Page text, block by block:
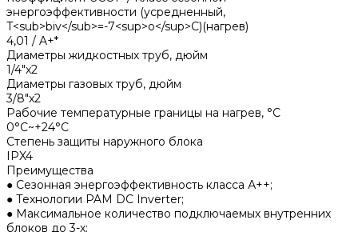
энергоэффективности (усредненный,
T<sub>biv</sub>=-7<sup>o</sup>C)(нагрев)
4,01 / A+*
Диаметры жидкостных труб, дюйм
1/4"x2
Диаметры газовых труб, дюйм
3/8"x2
Рабочие температурные границы на нагрев, °С
0°C~+24°C
Степень защиты наружного блока
IPX4
Преимущества
● Сезонная энергоэффективность класса А++;
● Технологии PAM DC Inverter;
● Максимальное количество подключаемых внутренних
блоков до 3-х;